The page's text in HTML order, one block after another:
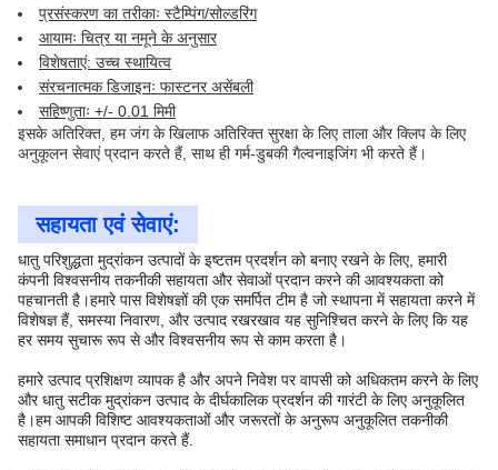
प्रसंस्करण का तरीकाः स्टैम्पिंग/सोल्डरिंग
आयामः चित्र या नमूने के अनुसार
विशेषताएं: उच्च स्थायित्व
संरचनात्मक डिजाइनः फास्टनर असेंबली
सहिष्णुताः +/- 0.01 मिमी
इसके अतिरिक्त, हम जंग के खिलाफ अतिरिक्त सुरक्षा के लिए ताला और क्लिप के लिए
अनुकूलन सेवाएं प्रदान करते हैं, साथ ही गर्म-डुबकी गैल्वनाइजिंग भी करते हैं।
सहायता एवं सेवाएं:
धातु परिशुद्धता मुद्रांकन उत्पादों के इष्टतम प्रदर्शन को बनाए रखने के लिए, हमारी
कंपनी विश्वसनीय तकनीकी सहायता और सेवाओं प्रदान करने की आवश्यकता को
पहचानती है।हमारे पास विशेषज्ञों की एक समर्पित टीम है जो स्थापना में सहायता करने में
विशेषज्ञ हैं, समस्या निवारण, और उत्पाद रखरखाव यह सुनिश्चित करने के लिए कि यह
हर समय सुचारू रूप से और विश्वसनीय रूप से काम करता है।
हमारे उत्पाद प्रशिक्षण व्यापक है और अपने निवेश पर वापसी को अधिकतम करने के लिए
और धातु सटीक मुद्रांकन उत्पाद के दीर्घकालिक प्रदर्शन की गारंटी के लिए अनुकूलित
है।हम आपकी विशिष्ट आवश्यकताओं और जरूरतों के अनुरूप अनुकूलित तकनीकी
सहायता समाधान प्रदान करते हैं.